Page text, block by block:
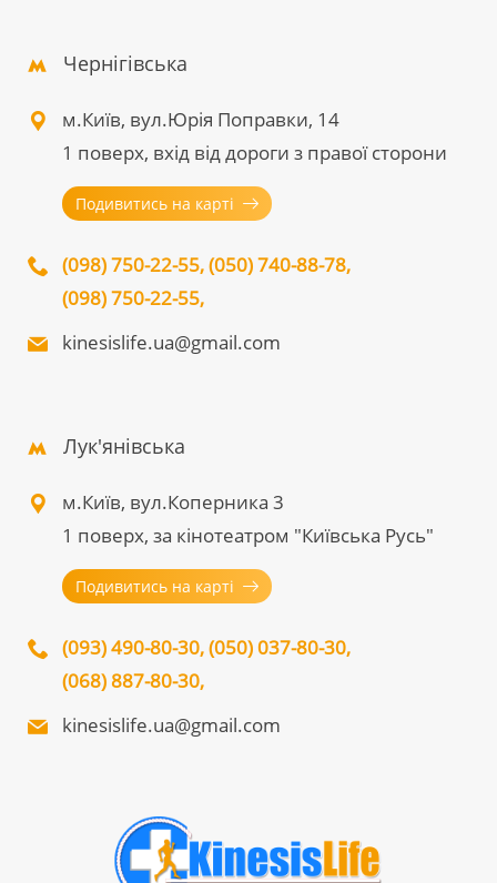
Чернігівська
м.Київ, вул.Юрія Поправки, 14
1 поверх, вхід від дороги з правої сторони
Подивитись на карті
(098) 750-22-55,(050) 740-88-78,
(098) 750-22-55,
kinesislife.ua@gmail.com
Лук'янівська
м.Київ, вул.Коперника 3
1 поверх, за кінотеатром "Київська Русь"
Подивитись на карті
(093) 490-80-30,(050) 037-80-30,
(068) 887-80-30,
kinesislife.ua@gmail.com